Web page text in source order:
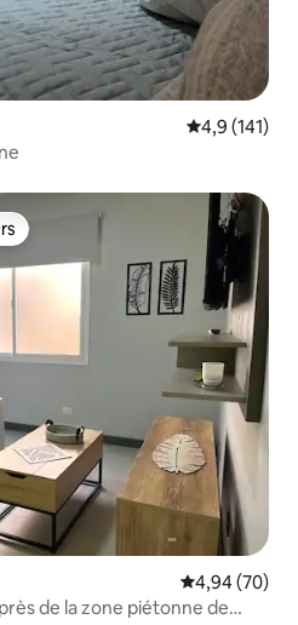
Évaluation
4,9 (141)
plus appréciés
Évaluation
4,94 (70)
de la zone piétonne de